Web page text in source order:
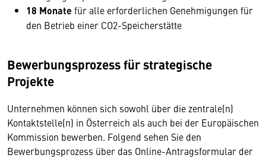
18 Monate für alle erforderlichen Genehmigungen für
den Betrieb einer CO2-Speicherstätte
Bewerbungsprozess für strategische
Projekte
Unternehmen können sich sowohl über die zentrale(n)
Kontaktstelle(n) in Österreich als auch bei der Europäischen
Kommission bewerben. Folgend sehen Sie den
Bewerbungsprozess über das Online-Antragsformular der